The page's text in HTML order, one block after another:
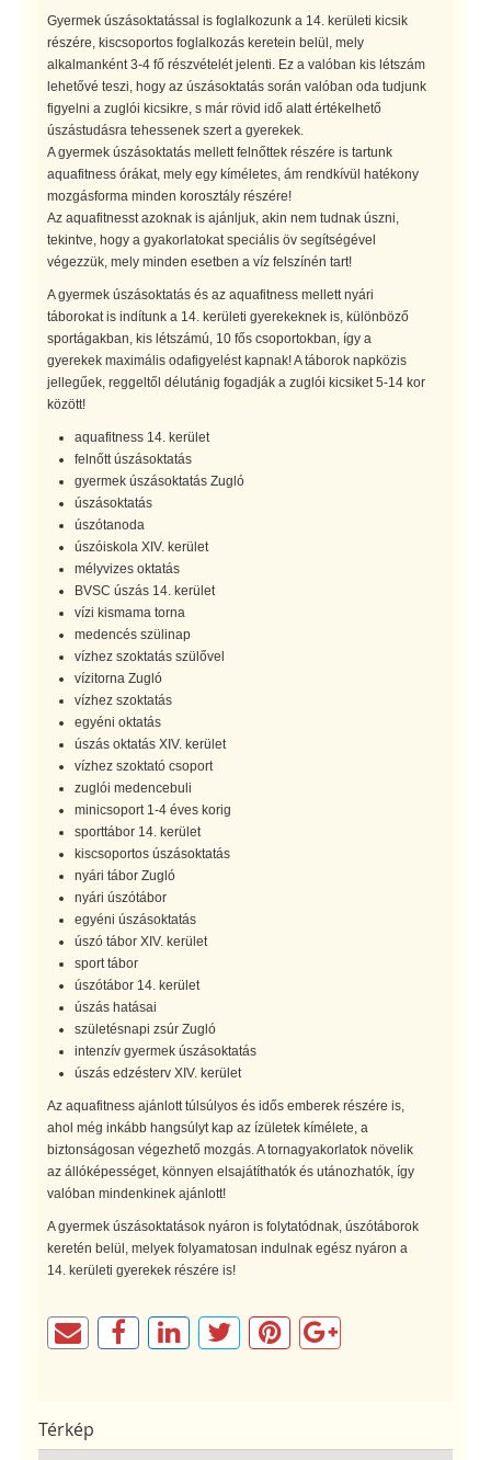
Gyermek úszásoktatással is foglalkozunk a 14. kerületi kicsik
részére, kiscsoportos foglalkozás keretein belül, mely
alkalmanként 3-4 fő részvételét jelenti. Ez a valóban kis létszám
lehetővé teszi, hogy az úszásoktatás során valóban oda tudjunk
figyelni a zuglói kicsikre, s már rövid idő alatt értékelhető
úszástudásra tehessenek szert a gyerekek.
A gyermek úszásoktatás mellett felnőttek részére is tartunk
aquafitness órákat, mely egy kíméletes, ám rendkívül hatékony
mozgásforma minden korosztály részére!
Az aquafitnesst azoknak is ajánljuk, akin nem tudnak úszni,
tekintve, hogy a gyakorlatokat speciális öv segítségével
végezzük, mely minden esetben a víz felszínén tart!
A gyermek úszásoktatás és az aquafitness mellett nyári
táborokat is indítunk a 14. kerületi gyerekeknek is, különböző
sportágakban, kis létszámú, 10 fős csoportokban, így a
gyerekek maximális odafigyelést kapnak! A táborok napközis
jellegűek, reggeltől délutánig fogadják a zuglói kicsiket 5-14 kor
között!
aquafitness 14. kerület
felnőtt úszásoktatás
gyermek úszásoktatás Zugló
úszásoktatás
úszótanoda
úszóiskola XIV. kerület
mélyvizes oktatás
BVSC úszás 14. kerület
vízi kismama torna
medencés szülinap
vízhez szoktatás szülővel
vízitorna Zugló
vízhez szoktatás
egyéni oktatás
úszás oktatás XIV. kerület
vízhez szoktató csoport
zuglói medencebuli
minicsoport 1-4 éves korig
sporttábor 14. kerület
kiscsoportos úszásoktatás
nyári tábor Zugló
nyári úszótábor
egyéni úszásoktatás
úszó tábor XIV. kerület
sport tábor
úszótábor 14. kerület
úszás hatásai
születésnapi zsúr Zugló
intenzív gyermek úszásoktatás
úszás edzésterv XIV. kerület
Az aquafitness ajánlott túlsúlyos és idős emberek részére is,
ahol még inkább hangsúlyt kap az ízületek kímélete, a
biztonságosan végezhető mozgás. A tornagyakorlatok növelik
az állóképességet, könnyen elsajátíthatók és utánozhatók, így
valóban mindenkinek ajánlott!
A gyermek úszásoktatások nyáron is folytatódnak, úszótáborok
keretén belül, melyek folyamatosan indulnak egész nyáron a
14. kerületi gyerekek részére is!
Térkép